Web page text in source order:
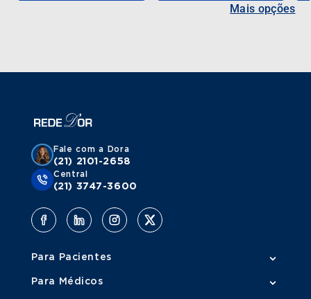
Mais opções
Fale com a Dora
(21) 2101-2658
Central
(21) 3747-3600
Para Pacientes
Para Médicos